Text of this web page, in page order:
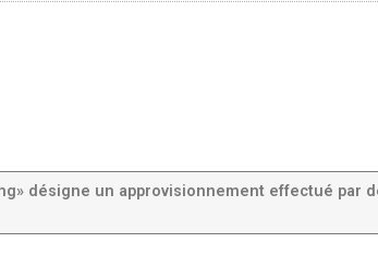
désigne un approvisionnement effectué par